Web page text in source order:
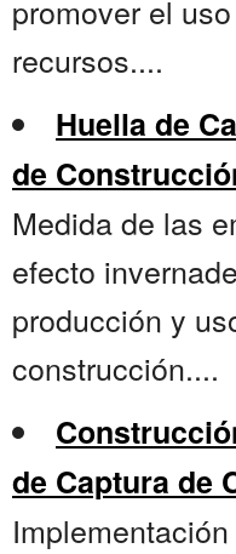
promover el
recursos....
Huella de
de
Medida de las
efecto
producción y
construcción....
de Captura de